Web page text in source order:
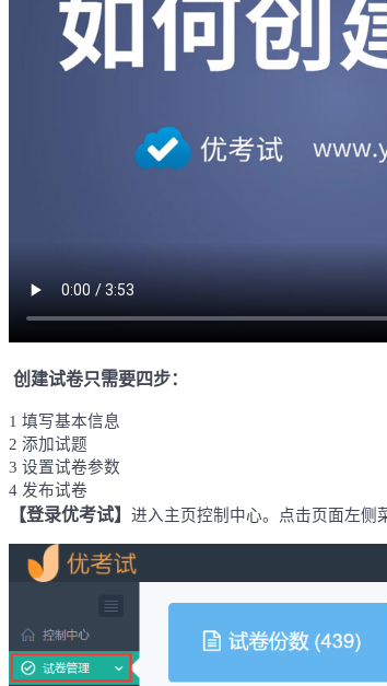
创建试卷只需要四步：
1 填写基本信息
2 添加试题
3 设置试卷参数
4 发布试卷
【登录优考试】 进入主页控制中心。点击页面左侧